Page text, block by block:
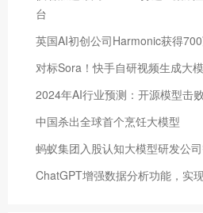
台
英国AI初创公司Harmonic获得
对标Sora！快手自研视频生成大
2024年AI行业预测：开源模型击
中国杀出全球首个烹饪大模型
蚂蚁集团入股认知大模型研发公
ChatGPT增强数据分析功能，实